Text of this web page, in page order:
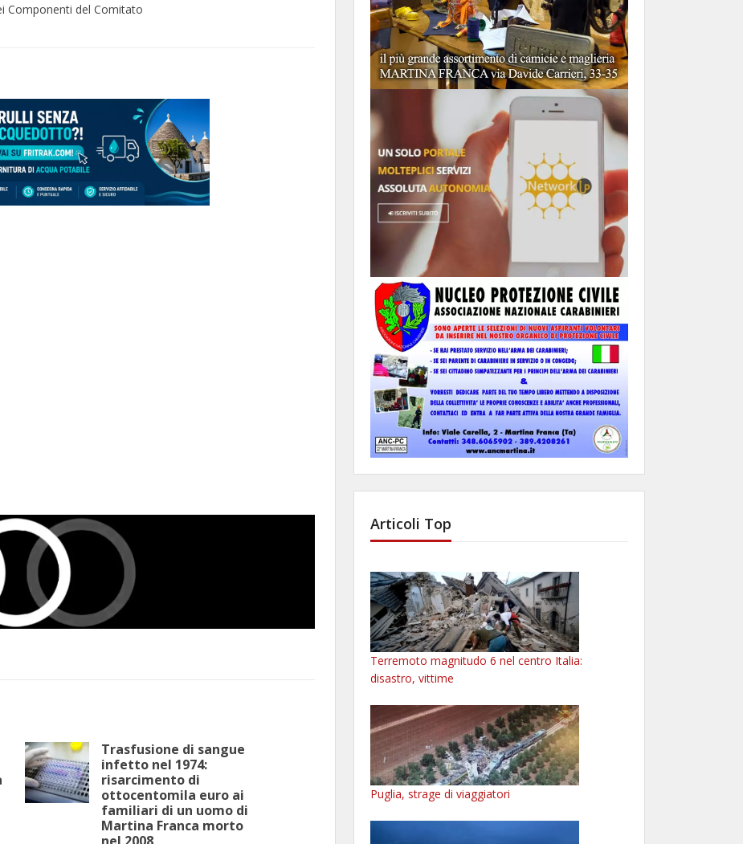
Componenti del Comitato
Trasfusione di sangue
infetto nel 1974:
risarcimento di
ottocentomila euro ai
familiari di un uomo di
Martina Franca morto
Articoli Top
Terremoto magnitudo 6 nel centro Italia:
disastro, vittime
Puglia, strage di viaggiatori